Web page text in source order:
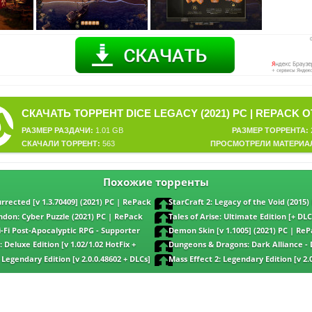
РАЗМЕР ТОРРЕНТА:
РАЗМЕР РАЗДАЧИ: 1.01 GB
ПРОСМОТРЕЛИ
СКАЧАЛИ ТОРРЕНТ: 563
Похожие торренты
[v 1.3.70409] (2021) PC | RePack
StarCraft 2: Legacy of the Void (2015)
FitGirl
Cyber Puzzle (2021) PC | RePack
Tales of Arise: Ultimate Edition [+
RePack от FitGirl
Fi Post-Apocalyptic RPG - Supporter
+ DLCs] (2021) PC | RePack от
Demon Skin [v 1.1005] (2021) PC |
Deluxe Edition [v 1.02/1.02 HotFix +
PC | RePack от FitGirl
Dungeons & Dragons: Dark Alliance -
[v 1.15.63 + DLCs] (2021) PC | RePack от
Edition [v 2.0.0.48602 + DLCs]
от FitGirl
Mass Effect 2: Legendary Edition [v
(2021) PC | RePack от FitGirl